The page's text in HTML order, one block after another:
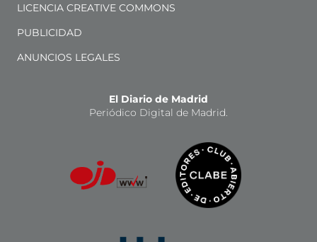
LICENCIA CREATIVE COMMONS
PUBLICIDAD
ANUNCIOS LEGALES
El Diario de Madrid
Periódico Digital de Madrid.